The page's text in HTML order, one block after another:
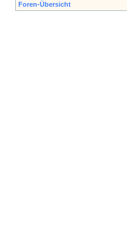
Foren-Übersicht